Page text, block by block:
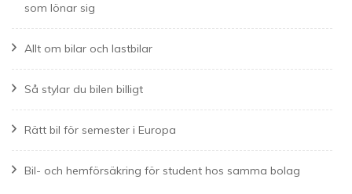
som lönar sig
Allt om bilar och lastbilar
Så stylar du bilen billigt
Rätt bil för semester i Europa
Bil- och hemförsäkring för student hos samma bolag